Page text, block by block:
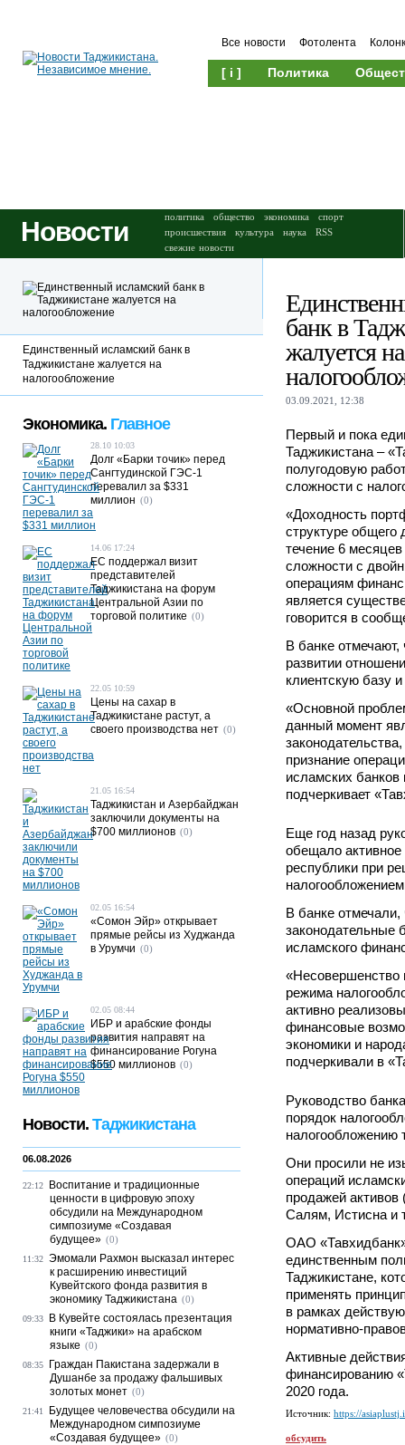
Все новости Фотолента
[ i ] Политика
Новости политика общество экономика
спорт
происшествия
культура наука
RSS
свежие новости
банк в
жалуется на
03.09.2021, 12:38
Первый и пока
Таджикистана –
полугодовую
сложности с
«Доходность
структуре общего
течение 6
сложности с
операциям
является
говорится в
В банке отмечают,
развитии
клиентскую базу
«Основной
данный момент
признание
исламских банков
подчеркивает
Еще год назад
обещало
республики при
В банке отмечали,
законодательные
исламского
«Несовершенство
режима
активно
финансовые
экономики и
подчеркивали в
Руководство
порядок
налогообложению
Они просили не
операций
продажей
Салям, Истисна и
ОАО
единственным
Таджикистане,
применять
в рамках
нормативно-
Активные
финансированию
2020 года.
Источник: https://
обсудить
Единственный исламский банк в
Таджикистане жалуется на
налогообложение
Экономика. Главное
28.10 10:03
Долг «Барки точик» перед
Сангтудинской ГЭС-1
перевалил за $331
миллион (0)
14.06 17:24
ЕС поддержал визит
представителей
Таджикистана на форум
Центральной Азии по
торговой политике (0)
22.05 10:59
Цены на сахар в
Таджикистане растут, а
своего производства нет (0)
21.05 16:54
Таджикистан и Азербайджан
заключили документы на
$700 миллионов (0)
02.05 16:54
«Сомон Эйр» открывает
прямые рейсы из Худжанда
в Урумчи (0)
02.05 08:44
ИБР и арабские фонды
развития направят на
финансирование Рогуна
$550 миллионов (0)
Новости. Таджикистана
06.08.2026
22:12
Воспитание и традиционные
ценности в цифровую эпоху
обсудили на Международном
симпозиуме «Создавая
будущее» (0)
11:32 Эмомали Рахмон высказал интерес
к расширению инвестиций
Кувейтского фонда развития в
экономику Таджикистана (0)
09:33
В Кувейте состоялась презентация
книги «Таджики» на арабском
языке (0)
08:35
Граждан Пакистана задержали в
Душанбе за продажу фальшивых
золотых монет (0)
21:41
Будущее человечества обсудили на
Международном симпозиуме
«Создавая будущее» (0)